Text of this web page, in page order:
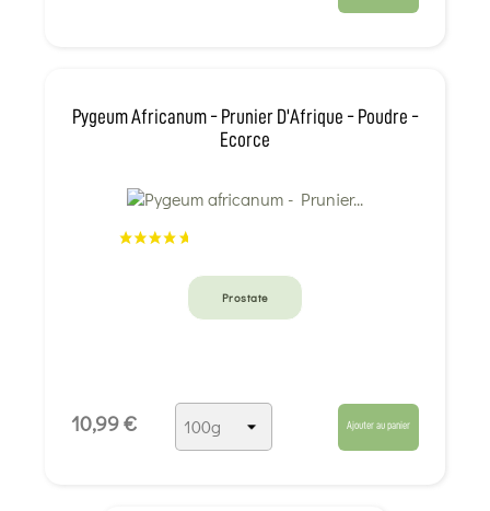
Pygeum Africanum - Prunier D'Afrique - Poudre -
Ecorce
Prostate
10,99 € Ajouter au panier